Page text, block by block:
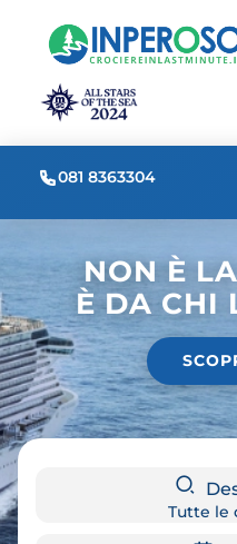
081 8363304
NON È
È DA CHI
Tutte le